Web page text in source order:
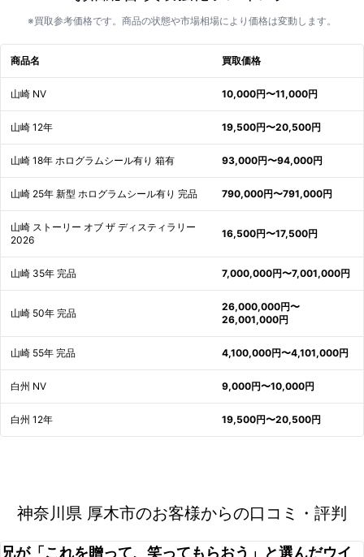
※買取参考価格です。商品の状態や市場相場により価格は変動します。
商品名 買取価格
山崎 NV 10,000円〜11,000円
山崎 12年 19,500円〜20,500円
山崎 18年 ホログラムシール有り 箱有 93,000円〜94,000円
山崎 25年 新型 ホログラムシール有り 完品 790,000円〜791,000円
山崎 ストーリー オブ ザ ディスティラリー
2026
16,500円〜17,500円
山崎 35年 完品 7,000,000円〜7,001,000円
山崎 50年 完品
26,000,000円〜
26,001,000円
山崎 55年 完品 4,100,000円〜4,101,000円
白州 NV 9,000円〜10,000円
白州 12年 19,500円〜20,500円
神奈川県 厚木市のお客様からの口コミ・評判
兄が「これを贈って、笑ってもらおう」と選んだウイ